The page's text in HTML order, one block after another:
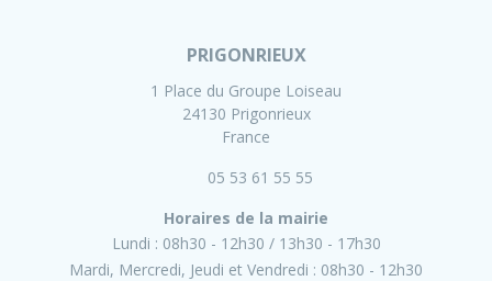
PRIGONRIEUX
1 Place du Groupe Loiseau
24130 Prigonrieux
France
05 53 61 55 55
Horaires de la mairie
Lundi : 08h30 - 12h30
13h30 - 17h30
Mardi, Mercredi, Jeudi et Vendredi : 08h30 - 12h30